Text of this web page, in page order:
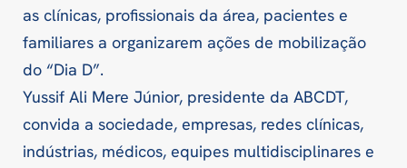
as clínicas, profissionais da área, pacientes e
familiares a organizarem ações de mobilização
do “Dia D”.
Yussif Ali Mere Júnior, presidente da ABCDT,
convida a sociedade, empresas, redes clínicas,
indústrias, médicos, equipes multidisciplinares e